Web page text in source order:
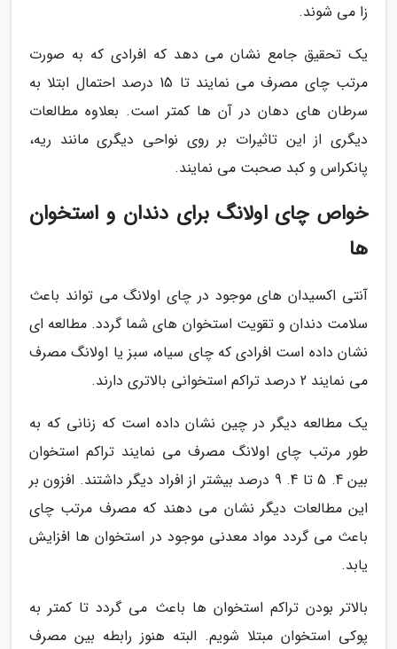
زا می شوند.
یک تحقیق جامع نشان می دهد که افرادی که به صورت
مرتب چای مصرف می نمایند تا 15 درصد احتمال ابتلا به
سرطان های دهان در آن ها کمتر است. بعلاوه مطالعات
دیگری از این تاثیرات بر روی نواحی دیگری مانند ریه،
پانکراس و کبد صحبت می نمایند.
خواص چای اولانگ برای دندان و استخوان
ها
آنتی اکسیدان های موجود در چای اولانگ می تواند باعث
سلامت دندان و تقویت استخوان های شما گردد. مطالعه ای
نشان داده است افرادی که چای سیاه، سبز یا اولانگ مصرف
می نمایند 2 درصد تراکم استخوانی بالاتری دارند.
یک مطالعه دیگر در چین نشان داده است که زنانی که به
طور مرتب چای اولانگ مصرف می نمایند تراکم استخوان
بین 4. 5 تا 4. 9 درصد بیشتر از افراد دیگر داشتند. افزون بر
این مطالعات دیگر نشان می دهند که مصرف مرتب چای
باعث می گردد مواد معدنی موجود در استخوان ها افزایش
یابد.
بالاتر بودن تراکم استخوان ها باعث می گردد تا کمتر به
پوکی استخوان مبتلا شویم. البته هنوز رابطه بین مصرف